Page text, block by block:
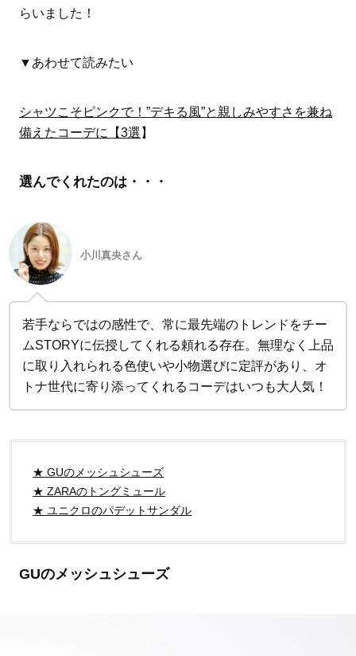
らいました！
▼あわせて読みたい
シャツこそピンクで！”デキる風”と親しみやすさを兼ね
備えたコーデに【3選 】
選んでくれたのは・・・
小川真央さん
若手ならではの感性で、常に最先端のトレンドをチー
ムSTORYに伝授してくれる頼れる存在。無理なく上品
に取り入れられる色使いや小物選びに定評があり、オ
トナ世代に寄り添ってくれるコーデはいつも大人気！
★ GUのメッシュシューズ
★ ZARAのトングミュール
★ ユニクロのパデットサンダル
GUのメッシュシューズ